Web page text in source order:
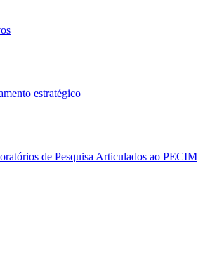
estratégico
de Pesquisa Articulados ao PECIM